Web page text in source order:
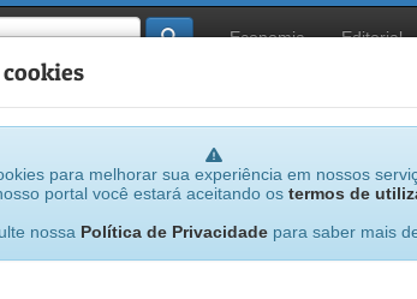
Economia Editorial
para melhorar sua experiência em nossos
portal você estará aceitando os termos de
nossa Política de Privacidadepara saber mais